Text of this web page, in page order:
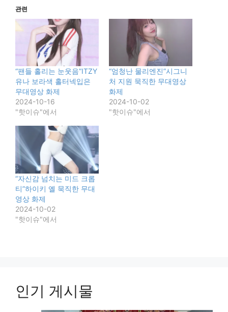
관련
“팬들 홀리는 눈웃음”ITZY
유나 보라색 홀터넥입은
무대영상 화제
2024-10-16
"핫이슈"에서
“엄청난 물리엔진”시그니
처 지원 묵직한 무대영상
화제
2024-10-02
"핫이슈"에서
“자신감 넘치는 미드 크롭
티”하이키 옐 묵직한 무대
영상 화제
2024-10-02
"핫이슈"에서
인기 게시물